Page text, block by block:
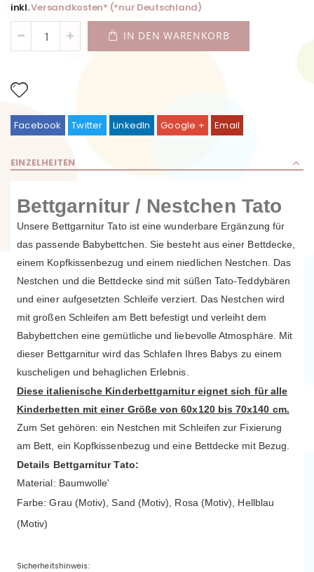
inkl.Versandkosten* (*nur Deutschland)
IN DEN WARENKORB
Facebook Twitter LinkedIn Google + Email
EINZELHEITEN
Bettgarnitur / Nestchen Tato
Unsere Bettgarnitur Tato ist eine wunderbare Ergänzung für
das passende Babybettchen. Sie besteht aus einer Bettdecke,
einem Kopfkissenbezug und einem niedlichen Nestchen. Das
Nestchen und die Bettdecke sind mit süßen Tato-Teddybären
und einer aufgesetzten Schleife verziert. Das Nestchen wird
mit großen Schleifen am Bett befestigt und verleiht dem
Babybettchen eine gemütliche und liebevolle Atmosphäre. Mit
dieser Bettgarnitur wird das Schlafen Ihres Babys zu einem
kuscheligen und behaglichen Erlebnis.
Diese italienische Kinderbettgarnitur eignet sich für alle
Kinderbetten mit einer Größe von 60x120 bis 70x140 cm.
Zum Set gehören: ein Nestchen mit Schleifen zur Fixierung
am Bett, ein Kopfkissenbezug und eine Bettdecke mit Bezug.
Details Bettgarnitur Tato:
Material: Baumwolle'
Farbe: Grau (Motiv), Sand (Motiv), Rosa (Motiv), Hellblau
(Motiv)
Sicherheitshinweis: